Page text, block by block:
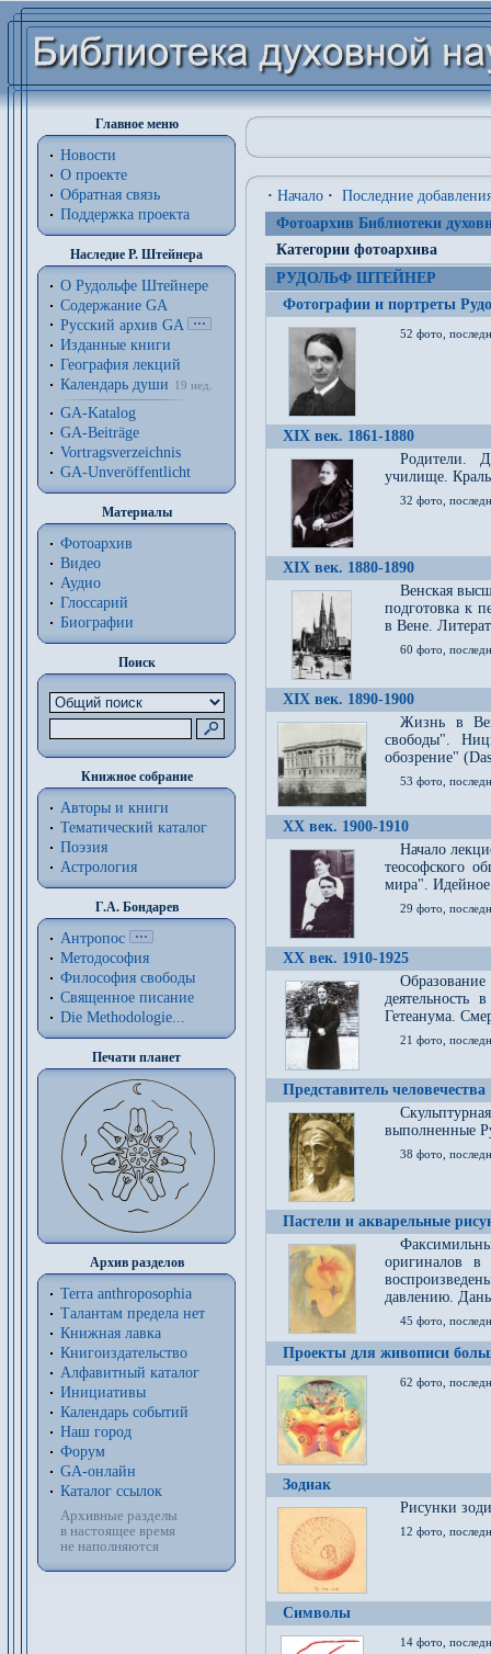
Главное меню
Новости
О проекте
Обратная связь
Поддержка проекта
Наследие Р. Штейнера
О Рудольфе Штейнере
Содержание GA
Русский архив GA
Изданные книги
География лекций
Календарь души
19 нед.
GA-Katalog
GA-Beiträge
Vortragsverzeichnis
GA-Unveröffentlicht
Материалы
Фотоархив
Видео
Аудио
Глоссарий
Биографии
Поиск
Книжное собрание
Авторы и книги
Тематический каталог
Поэзия
Астрология
Г.А. Бондарев
Антропос
Методософия
Философия cвободы
Священное писание
Die Methodologie...
Печати планет
Архив разделов
Terra anthroposophia
Талантам предела нет
Книжная лавка
Книгоиздательство
Алфавитный каталог
Инициативы
Календарь событий
Наш город
Форум
GA-онлайн
Каталог ссылок
Архивные разделы
в настоящее время
не наполняются
· Начало · Последние
Фотоархив Библиотеки
Категории фотоархива
РУДОЛЬФ ШТЕЙНЕР
Фотографии и портреты
52 фото,
XIX век. 1861-1880
Родители.
училище.
32 фото,
XIX век. 1880-1890
Венская
подготовка к
в Вене.
60 фото,
XIX век. 1890-1900
Жизнь в
свободы".
обозрение"
53 фото,
XX век. 1900-1910
Начало
теософского
мира". Идейное
29 фото,
XX век. 1910-1925
Образование
деятельность
Гетеанума.
21 фото,
Представитель человечества
выполненные
38 фото,
Пастели и акварельные
оригиналов
давлению.
45 фото,
Проекты для живописи
62 фото,
Зодиак
Рисунки
12 фото,
Символы
14 фото,